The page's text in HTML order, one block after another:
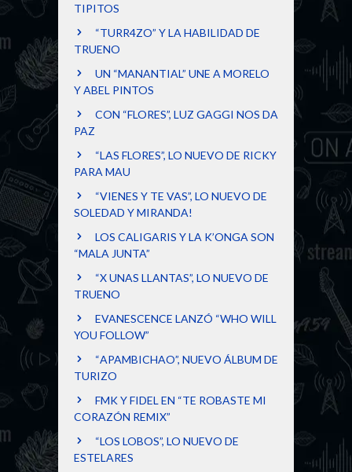
TIPITOS
“TURR4ZO” Y LA HABILIDAD DE
TRUENO
UN “MANANTIAL” UNE A MORELO
Y ABEL PINTOS
CON “FLORES”, LUZ GAGGI NOS DA
PAZ
“LAS FLORES”, LO NUEVO DE RICKY
PARA MAU
“VIENES Y TE VAS”, LO NUEVO DE
SOLEDAD Y MIRANDA!
LOS CALIGARIS Y LA K’ONGA SON
“MALA JUNTA”
“X UNAS LLANTAS”, LO NUEVO DE
TRUENO
EVANESCENCE LANZÓ “WHO WILL
YOU FOLLOW”
“APAMBICHAO”, NUEVO ÁLBUM DE
TURIZO
FMK Y FIDEL EN “TE ROBASTE MI
CORAZÓN REMIX”
“LOS LOBOS”, LO NUEVO DE
ESTELARES